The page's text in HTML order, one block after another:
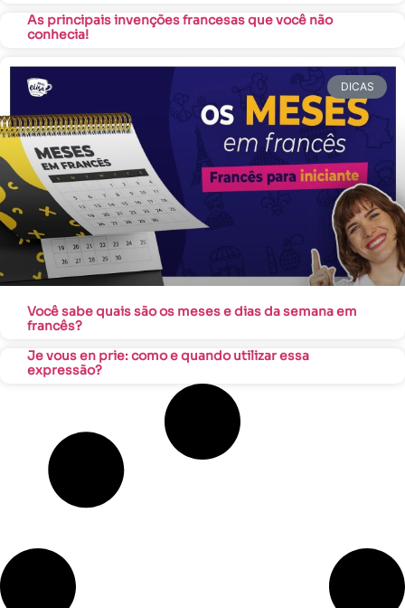
As principais invenções francesas que você não
conhecia!
DICAS
Você sabe quais são os meses e dias da semana em
francês?
Je vous en prie: como e quando utilizar essa
expressão?